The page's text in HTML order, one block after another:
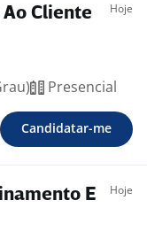
Cliente Hoje
Presencial
Candidatar-me
E
Hoje